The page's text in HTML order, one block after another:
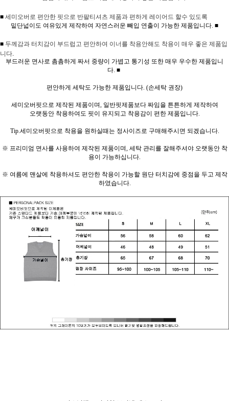
■ 세미오버로 편안한 핏으로 반팔티셔츠 제품과 편하게 레이어드 할수 있도록
밑단넓이도 여유있게 제작하여 자연스러운 빼입 연출이 가능한 제품입니다. ■
■ 두께감과 터치감이 부드럽고 편안하여 이너를 착용안해도 착용이 매우 좋은 제품입
니다.
부드러운 면사로 촘촘하게 짜서 중량이 가볍고 통기성 또한 매우 우수한 제품입니
다. ■
편안하게 세탁도 가능한 제품입니다. (손세탁 권장)
세미오버핏으로 제작된 제품이며, 일반핏제품보다 짜임을 튼튼하게 제작하여
오랫동안 착용하여도 핏이 유지되고 착용감이 편한 제품입니다.
Tip.세미오버핏으로 착용을 원하실때는 정사이즈로 구매해주시면 되겠습니다.
※ 프리미엄 면사를 사용하여 제작된 제품이며, 세탁 관리를 잘해주셔야 오랫동안 착
용이 가능하십니다.
※ 여름에 맨살에 착용하셔도 편안한 착용이 가능할 원단 터치감에 중점을 두고 제작
하였습니다.